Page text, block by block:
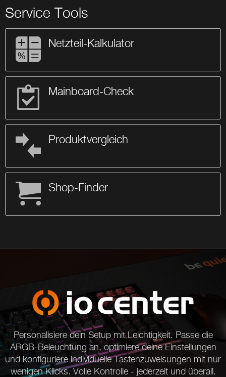
Service Tools
Netzteil-Kalkulator
Mainboard-Check
Produktvergleich
Shop-Finder
Personalisiere dein Setup mit Leichtigkeit. Passe die
ARGB-Beleuchtung an, optimiere deine Einstellungen
und konfiguriere individuelle Tastenzuweisungen mit nur
wenigen Klicks. Volle Kontrolle - jederzeit und überall.